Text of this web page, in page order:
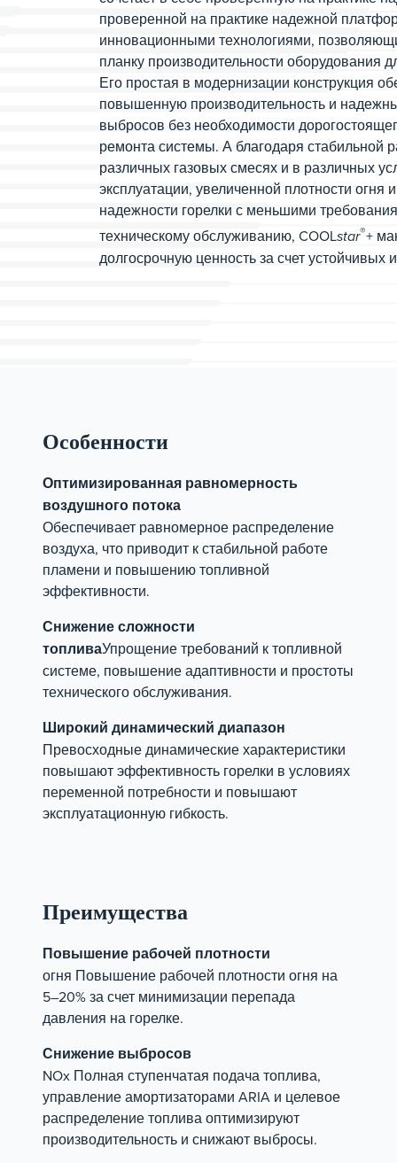
проверенной на практике надежной
инновационными технологиями,
планку производительности оборудования
Его простая в модернизации конструкция
повышенную производительность и
выбросов без необходимости
ремонта системы. А благодаря стабильной
различных газовых смесях и в различных
эксплуатации, увеличенной плотности
надежности горелки с меньшими
техническому обслуживанию, COOLstar®+
долгосрочную ценность за счет устойчивых
Особенности
Оптимизированная равномерность
воздушного потока
Обеспечивает равномерное распределение
воздуха, что приводит к стабильной работе
пламени и повышению топливной
эффективности.
Снижение сложности
топливаУпрощение требований к топливной
системе, повышение адаптивности и простоты
технического обслуживания.
Широкий динамический диапазон
Превосходные динамические характеристики
повышают эффективность горелки в условиях
переменной потребности и повышают
эксплуатационную гибкость.
Преимущества
Повышение рабочей плотности
огня Повышение рабочей плотности огня на
5–20% за счет минимизации перепада
давления на горелке.
Снижение выбросов
NOx Полная ступенчатая подача топлива,
управление амортизаторами ARIA и целевое
распределение топлива оптимизируют
производительность и снижают выбросы.